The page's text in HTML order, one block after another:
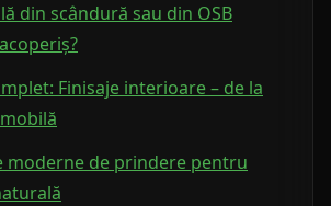
din scândură sau din OSB
Finisaje interioare – de la
moderne de prindere pentru